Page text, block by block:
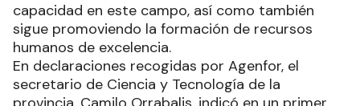
capacidad en este campo, así como también
sigue promoviendo la formación de recursos
humanos de excelencia.
En declaraciones recogidas por Agenfor, el
secretario de Ciencia y Tecnología de la